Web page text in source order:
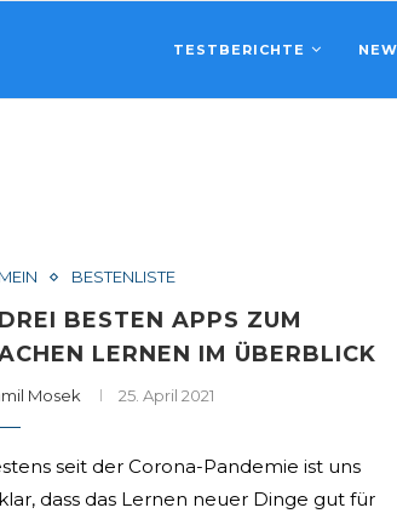
TESTBERICHTE
BESTENLISTE
BESTEN APPS ZUM
LERNEN IM ÜBERBLICK
Mosek 25. April 2021
seit der Corona-Pandemie ist uns
dass das Lernen neuer Dinge gut für